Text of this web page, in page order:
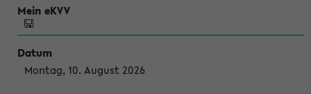
Montag, 10. August 2026